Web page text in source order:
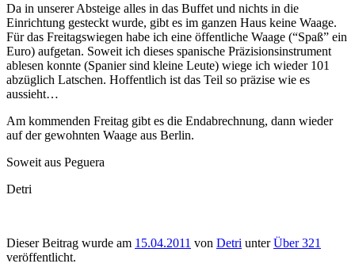
Da in unserer Absteige alles in das Buffet und nichts in die
Einrichtung gesteckt wurde, gibt es im ganzen Haus keine Waage.
Für das Freitagswiegen habe ich eine öffentliche Waage (“Spaß” ein
Euro) aufgetan. Soweit ich dieses spanische Präzisionsinstrument
ablesen konnte (Spanier sind kleine Leute) wiege ich wieder 101
abzüglich Latschen. Hoffentlich ist das Teil so präzise wie es
aussieht…
Am kommenden Freitag gibt es die Endabrechnung, dann wieder
auf der gewohnten Waage aus Berlin.
Soweit aus Peguera
Detri
Dieser Beitrag wurde am 15.04.2011 von Detri unterÜber 321
veröffentlicht.